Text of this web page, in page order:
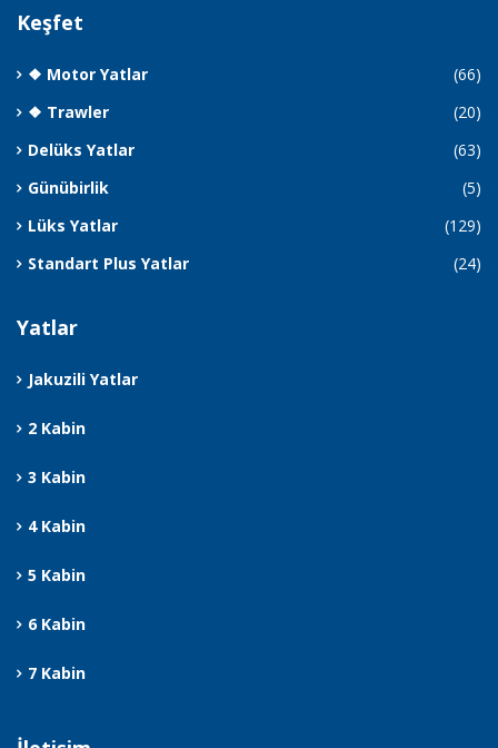
Keşfet
❖ Motor Yatlar
(66)
❖ Trawler
(20)
Delüks Yatlar
(63)
Günübirlik
(5)
Lüks Yatlar
(129)
Standart Plus Yatlar
(24)
Yatlar
Jakuzili Yatlar
2 Kabin
3 Kabin
4 Kabin
5 Kabin
6 Kabin
7 Kabin